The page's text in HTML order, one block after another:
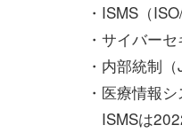
・ISMS（
・サイバー
・内部統制
・医療情報
ISMSは